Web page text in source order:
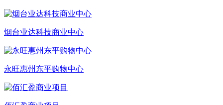
烟台业达科技商业中心
永旺惠州东平购物中心